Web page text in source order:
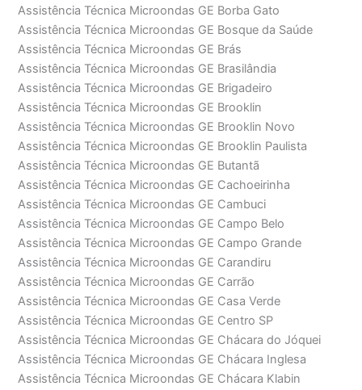
Assistência Técnica Microondas GE Borba Gato
Assistência Técnica Microondas GE Bosque da Saúde
Assistência Técnica Microondas GE Brás
Assistência Técnica Microondas GE Brasilândia
Assistência Técnica Microondas GE Brigadeiro
Assistência Técnica Microondas GE Brooklin
Assistência Técnica Microondas GE Brooklin Novo
Assistência Técnica Microondas GE Brooklin Paulista
Assistência Técnica Microondas GE Butantã
Assistência Técnica Microondas GE Cachoeirinha
Assistência Técnica Microondas GE Cambuci
Assistência Técnica Microondas GE Campo Belo
Assistência Técnica Microondas GE Campo Grande
Assistência Técnica Microondas GE Carandiru
Assistência Técnica Microondas GE Carrão
Assistência Técnica Microondas GE Casa Verde
Assistência Técnica Microondas GE Centro SP
Assistência Técnica Microondas GE Chácara do Jóquei
Assistência Técnica Microondas GE Chácara Inglesa
Assistência Técnica Microondas GE Chácara Klabin